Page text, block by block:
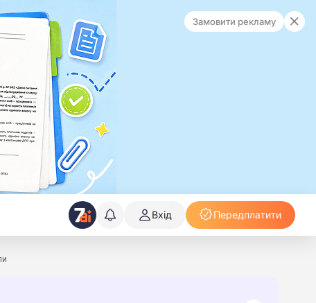
Замовити рекламу
Вхід Передплатити